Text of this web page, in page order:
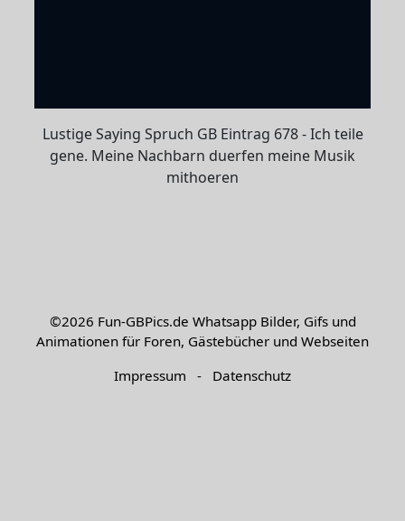
Lustige Saying Spruch GB Eintrag 678 - Ich teile
gene. Meine Nachbarn duerfen meine Musik
mithoeren
©2026 Fun-GBPics.de Whatsapp Bilder, Gifs und
Animationen für Foren, Gästebücher und Webseiten
Impressum - Datenschutz